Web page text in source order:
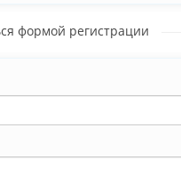
формой регистрации